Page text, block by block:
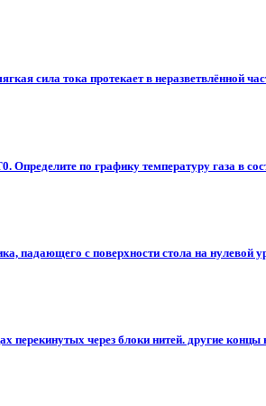
сила тока протекает в неразветвлённой
Определите по графику температуру газа в
падающего с поверхности стола на
перекинутых через блоки нитей. другие